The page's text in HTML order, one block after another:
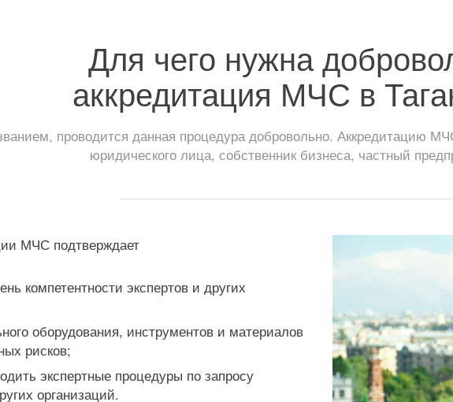
Для чего нужна
аккредитация МЧС в
проводится данная процедура добровольно. Аккредитацию
юридического лица, собственник бизнеса, частный
МЧС подтверждает
компетентности экспертов и других
оборудования, инструментов и материалов
рисков;
экспертные процедуры по запросу
организаций.